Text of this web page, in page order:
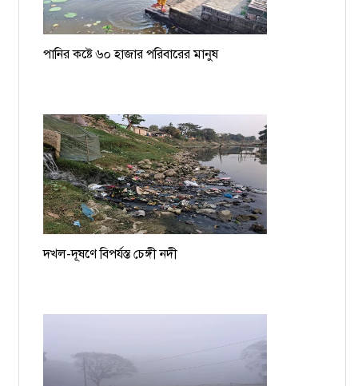
পানির কষ্টে ৬০ হাজার পরিবারের মানুষ
দখল-দূষণে বিপর্যস্ত চেঙ্গী নদী